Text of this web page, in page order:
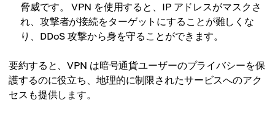
脅威です。 VPN を使用すると、IP アドレスがマスクさ
れ、攻撃者が接続をターゲットにすることが難しくな
り、DDoS 攻撃から身を守ることができます。
要約すると、VPN は暗号通貨ユーザーのプライバシーを保
護するのに役立ち、地理的に制限されたサービスへのアク
セスも提供します。